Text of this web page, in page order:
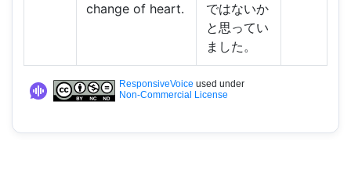
change of heart.
ではないか
と思ってい
ました。
ResponsiveVoice used under
Non-Commercial License